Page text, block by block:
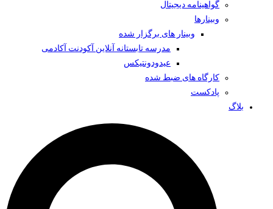
گواهینامه دیجیتال
وبینار‌ها
وبینار های برگزار شده
مدرسه تابستانه آنلاین آکودنت آکادمی
عیدودونتیکس
کارگاه های ضبط شده
پادکست
بلاگ